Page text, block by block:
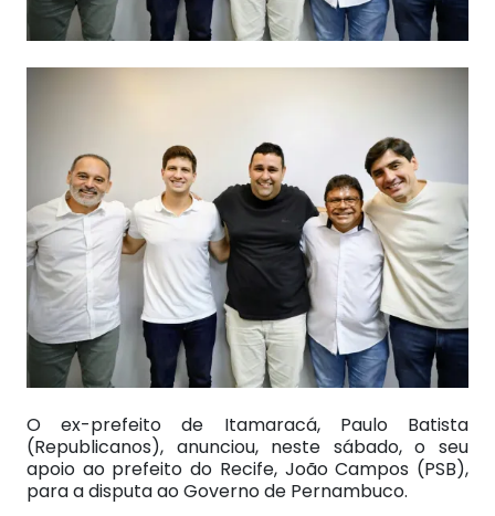
O ex-prefeito de Itamaracá, Paulo Batista
(Republicanos), anunciou, neste sábado, o seu
apoio ao prefeito do Recife, João Campos (PSB),
para a disputa ao Governo de Pernambuco.